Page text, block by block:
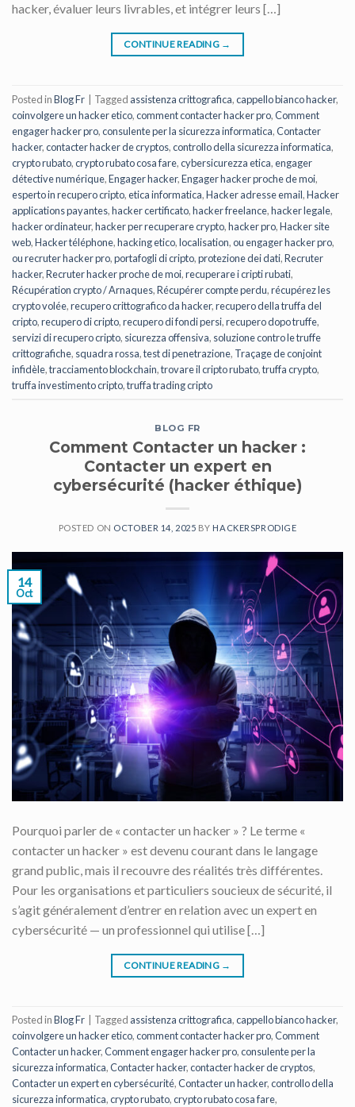
hacker, évaluer leurs livrables, et intégrer leurs […]
CONTINUE READING →
Posted inBlog Fr | Tagged assistenza crittografica,cappello bianco hacker,
coinvolgere un hacker etico,comment contacter hacker pro,Comment
engager hacker pro,consulente per la sicurezza informatica,Contacter
hacker,contacter hacker de cryptos,controllo della sicurezza informatica,
crypto rubato,crypto rubato cosa fare,cybersicurezza etica,engager
détective numérique,Engager hacker,Engager hacker proche de moi,
esperto in recupero cripto,etica informatica,Hacker adresse email,Hacker
applications payantes,hacker certificato,hacker freelance,hacker legale,
hacker ordinateur,hacker per recuperare crypto,hacker pro,Hacker site
web,Hacker téléphone,hacking etico,localisation,ou engager hacker pro,
ou recruter hacker pro,portafogli di cripto,protezione dei dati,Recruter
hacker,Recruter hacker proche de moi,recuperare i cripti rubati,
Récupération crypto / Arnaques,Récupérer compte perdu,récupérez les
crypto volée,recupero crittografico da hacker,recupero della truffa del
cripto,recupero di cripto,recupero di fondi persi,recupero dopo truffe,
servizi di recupero cripto, sicurezza offensiva, soluzione contro le truffe
crittografiche, squadra rossa,test di penetrazione, Traçage de conjoint
infidèle,tracciamento blockchain,trovare il cripto rubato,truffa crypto,
truffa investimento cripto,truffa trading cripto
BLOG FR
Comment Contacter un hacker :
Contacter un expert en
cybersécurité (hacker éthique)
POSTED ON OCTOBER 14, 2025 BY HACKERSPRODIGE
14
Oct
Pourquoi parler de « contacter un hacker » ? Le terme «
contacter un hacker » est devenu courant dans le langage
grand public, mais il recouvre des réalités très différentes.
Pour les organisations et particuliers soucieux de sécurité, il
s’agit généralement d’entrer en relation avec un expert en
cybersécurité — un professionnel qui utilise […]
CONTINUE READING →
Posted inBlog Fr Tagged assistenza crittografica,cappello bianco hacker,
coinvolgere un hacker etico,comment contacter hacker pro,Comment
Contacter un hacker,Comment engager hacker pro,consulente per la
sicurezza informatica,Contacter hacker,contacter hacker de cryptos,
Contacter un expert en cybersécurité,Contacter un hacker,controllo della
sicurezza informatica,crypto rubato,crypto rubato cosa fare,